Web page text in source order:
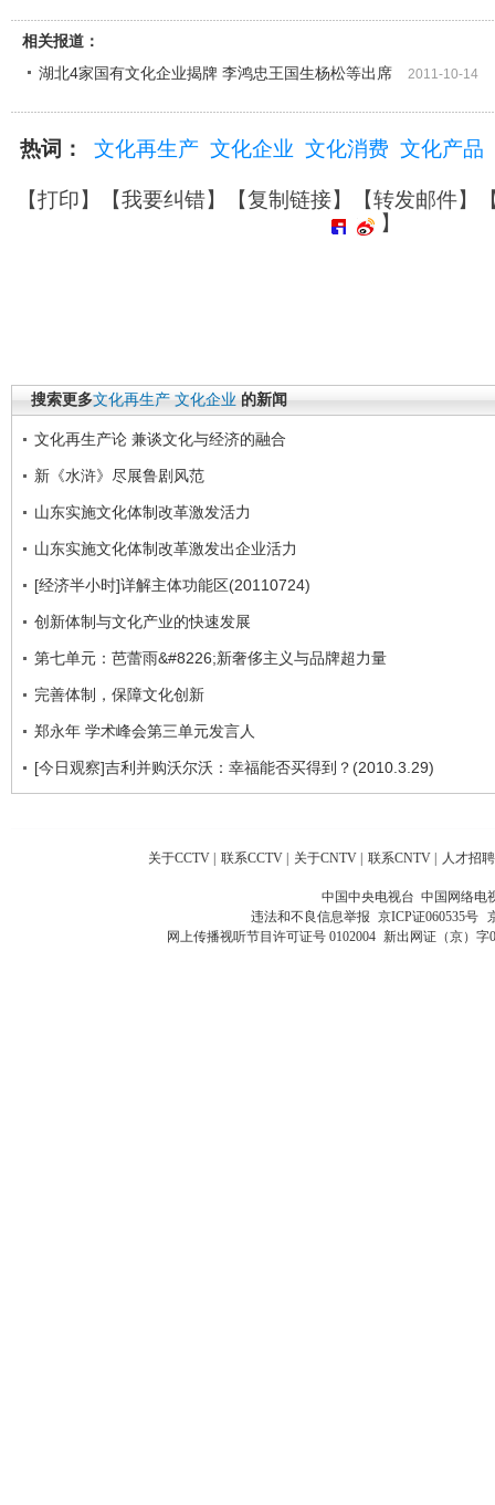
相关报道：
湖北4家国有文化企业揭牌 李鸿忠王国生杨松等出席
2011-10-14
热词： 文化再生产 文化企业 文化消费 文化产品
【打印】【我要纠错】【复制链接】【转发邮件】
】
搜索更多文化再生产 文化企业 的新闻
文化再生产论 兼谈文化与经济的融合
新《水浒》尽展鲁剧风范
山东实施文化体制改革激发活力
山东实施文化体制改革激发出企业活力
[经济半小时]详解主体功能区(20110724)
创新体制与文化产业的快速发展
第七单元：芭蕾雨&#8226;新奢侈主义与品牌超力量
完善体制，保障文化创新
郑永年 学术峰会第三单元发言人
[今日观察]吉利并购沃尔沃：幸福能否买得到？(2010.3.29)
关于CCTV | 联系CCTV | 关于CNTV | 联系CNTV | 人才招聘
中国中央电视台 中国网络电
违法和不良信息举报 京ICP证060535号
网上传播视听节目许可证号 0102004 新出网证（京）